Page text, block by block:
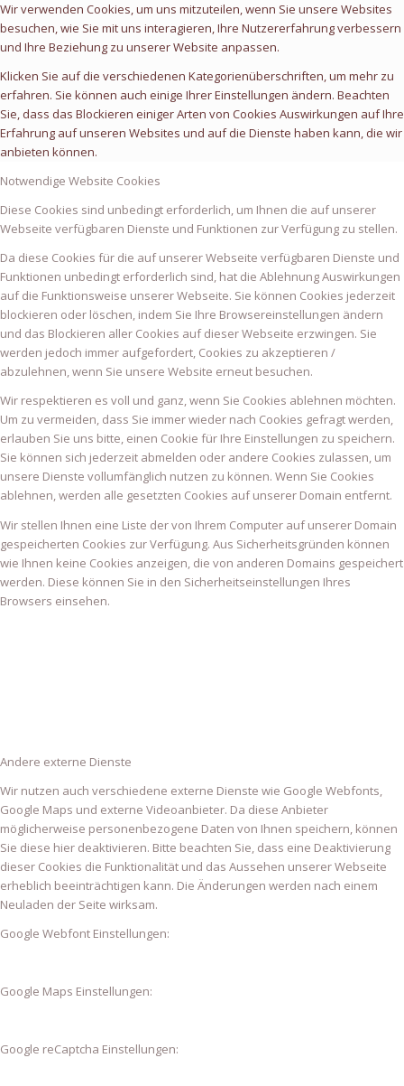
Wir verwenden Cookies, um uns mitzuteilen, wenn Sie unsere Websites
besuchen, wie Sie mit uns interagieren, Ihre Nutzererfahrung verbessern
und Ihre Beziehung zu unserer Website anpassen.
Klicken Sie auf die verschiedenen Kategorienüberschriften, um mehr zu
erfahren. Sie können auch einige Ihrer Einstellungen ändern. Beachten
Sie, dass das Blockieren einiger Arten von Cookies Auswirkungen auf Ihre
Erfahrung auf unseren Websites und auf die Dienste haben kann, die wir
anbieten können.
Notwendige Website Cookies
Diese Cookies sind unbedingt erforderlich, um Ihnen die auf unserer
Webseite verfügbaren Dienste und Funktionen zur Verfügung zu stellen.
Da diese Cookies für die auf unserer Webseite verfügbaren Dienste und
Funktionen unbedingt erforderlich sind, hat die Ablehnung Auswirkungen
auf die Funktionsweise unserer Webseite. Sie können Cookies jederzeit
blockieren oder löschen, indem Sie Ihre Browsereinstellungen ändern
und das Blockieren aller Cookies auf dieser Webseite erzwingen. Sie
werden jedoch immer aufgefordert, Cookies zu akzeptieren /
abzulehnen, wenn Sie unsere Website erneut besuchen.
Wir respektieren es voll und ganz, wenn Sie Cookies ablehnen möchten.
Um zu vermeiden, dass Sie immer wieder nach Cookies gefragt werden,
erlauben Sie uns bitte, einen Cookie für Ihre Einstellungen zu speichern.
Sie können sich jederzeit abmelden oder andere Cookies zulassen, um
unsere Dienste vollumfänglich nutzen zu können. Wenn Sie Cookies
ablehnen, werden alle gesetzten Cookies auf unserer Domain entfernt.
Wir stellen Ihnen eine Liste der von Ihrem Computer auf unserer Domain
gespeicherten Cookies zur Verfügung. Aus Sicherheitsgründen können
wie Ihnen keine Cookies anzeigen, die von anderen Domains gespeichert
werden. Diese können Sie in den Sicherheitseinstellungen Ihres
Browsers einsehen.
Andere externe Dienste
Wir nutzen auch verschiedene externe Dienste wie Google Webfonts,
Google Maps und externe Videoanbieter. Da diese Anbieter
möglicherweise personenbezogene Daten von Ihnen speichern, können
Sie diese hier deaktivieren. Bitte beachten Sie, dass eine Deaktivierung
dieser Cookies die Funktionalität und das Aussehen unserer Webseite
erheblich beeinträchtigen kann. Die Änderungen werden nach einem
Neuladen der Seite wirksam.
Google Webfont Einstellungen:
Google Maps Einstellungen:
Google reCaptcha Einstellungen: